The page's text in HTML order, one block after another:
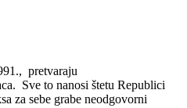
pretvaraju
Sve to nanosi štetu Republici
za sebe grabe neodgovorni